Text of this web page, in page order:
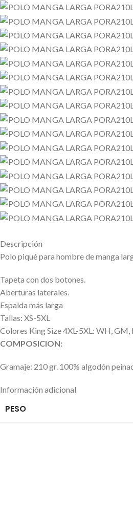
Descripción
Polo piqué para hombre de manga
Tapeta con dos botones.
Aberturas laterales.
Espalda más larga
Tallas: XS-5XL
Colores King Size 4XL-5XL: WH, GM,
COMPOSICION:
Gramaje: 210 gr. 100% algodón
Información adicional
PESO